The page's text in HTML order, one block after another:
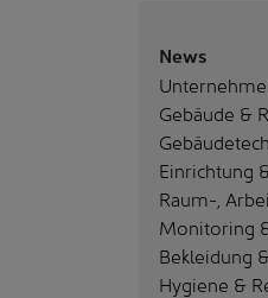
News
Gebäude &
Einrichtung
Raum-,
Monitoring
Bekleidung
Hygiene &